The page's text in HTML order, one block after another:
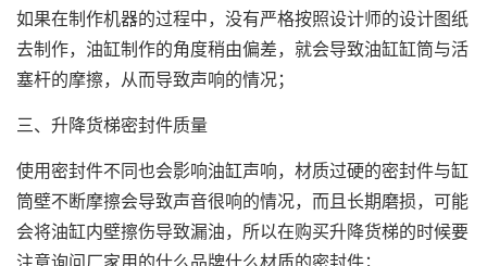
如果在制作机器的过程中，没有严格按照设计师的设计图纸
去制作，油缸制作的角度稍由偏差，就会导致油缸缸筒与活
塞杆的摩擦，从而导致声响的情况；
三、升降货梯密封件质量
使用密封件不同也会影响油缸声响，材质过硬的密封件与缸
筒壁不断摩擦会导致声音很响的情况，而且长期磨损，可能
会将油缸内壁擦伤导致漏油，所以在购买升降货梯的时候要